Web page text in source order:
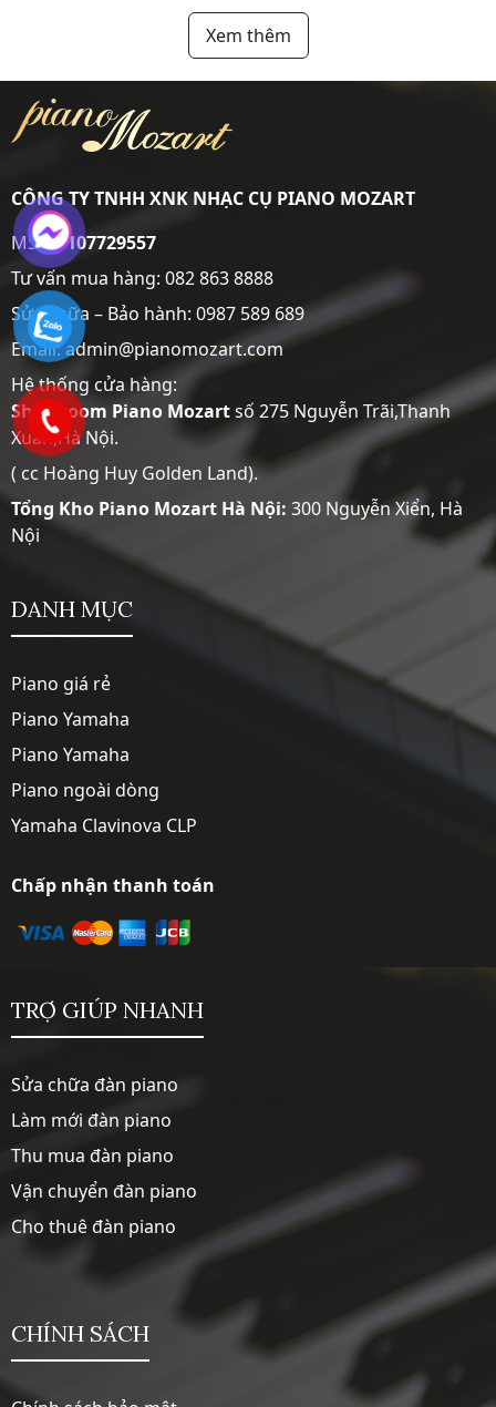
Xem thêm
CÔNG TY TNHH XNK NHẠC CỤ PIANO MOZART
MST:0107729557
Tư vấn mua hàng: 082 863 8888
Sửa chữa – Bảo hành: 0987 589 689
Email: admin@pianomozart.com
Hệ thống cửa hàng:
Showroom Piano Mozartsố 275 Nguyễn Trãi,Thanh
Xuân,Hà Nội.
( cc Hoàng Huy Golden Land).
Tổng Kho Piano Mozart Hà Nội: 300 Nguyễn Xiển, Hà
Nội
DANH MỤC
Piano giá rẻ
Piano Yamaha
Piano Yamaha
Piano ngoài dòng
Yamaha Clavinova CLP
Chấp nhận thanh toán
TRỢ GIÚP NHANH
Sửa chữa đàn piano
Làm mới đàn piano
Thu mua đàn piano
Vận chuyển đàn piano
Cho thuê đàn piano
CHÍNH SÁCH